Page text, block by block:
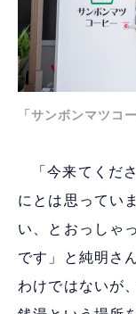
「サンボンマツコ
「今来てくだ
にとは思ってい
い、とおっしゃ
です」と純明さ
わけではないが